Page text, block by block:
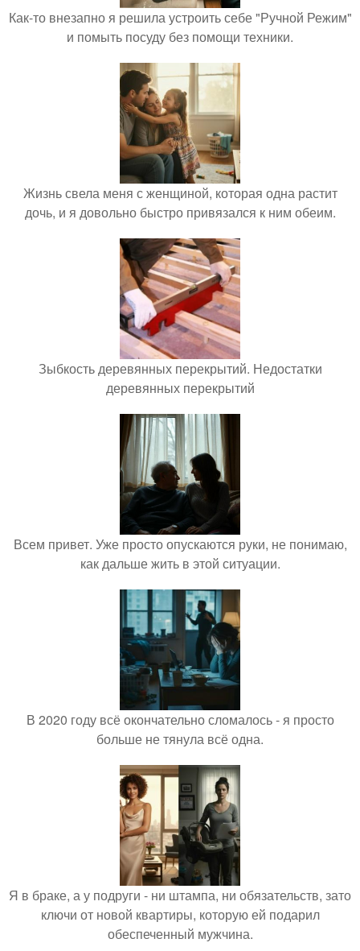
Как-то внезапно я решила устроить себе "Ручной Режим"
и помыть посуду без помощи техники.
Жизнь свела меня с женщиной, которая одна растит
дочь, и я довольно быстро привязался к ним обеим.
Зыбкость деревянных перекрытий. Недостатки
деревянных перекрытий
Всем привет. Уже просто опускаются руки, не понимаю,
как дальше жить в этой ситуации.
В 2020 году всё окончательно сломалось - я просто
больше не тянула всё одна.
Я в браке, а у подруги - ни штампа, ни обязательств, зато
ключи от новой квартиры, которую ей подарил
обеспеченный мужчина.